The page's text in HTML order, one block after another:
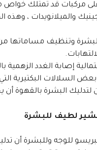
مركبات قد تمتلك خواص
والميلانويدات ،
وتنظيف مساماتها من
إصابة الغدد الزهمية
السلالات البكتيرية
لتدليك البشرة بالقهوة
لطيف للبشرة
للوجه وللبشرة أن